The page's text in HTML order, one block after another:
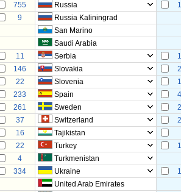
755 Russia
9
Russia Kaliningrad
San Marino
Saudi Arabia
11 Serbia
146 Slovakia
22 Slovenia
233 Spain
261 Sweden
37 Switzerland
16
Tajikistan
22 Turkey
4
Turkmenistan
334 Ukraine
United Arab Emirates